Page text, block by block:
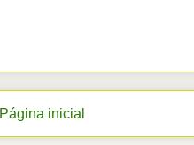
Página inicial